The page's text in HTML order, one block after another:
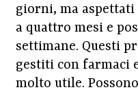
giorni, ma
a quattro mesi e
settimane. Questi
gestiti con farmaci
molto utile.